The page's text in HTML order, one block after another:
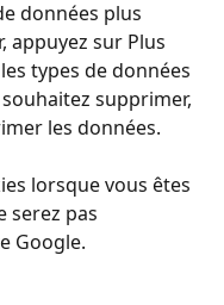
données plus
appuyez sur Plus
types de données
supprimer,
les données.
lorsque vous êtes
serez pas
Google.